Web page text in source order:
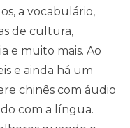
a vocabulário,
de cultura,
e muito mais. Ao
e ainda há um
chinês com áudio
com a língua.